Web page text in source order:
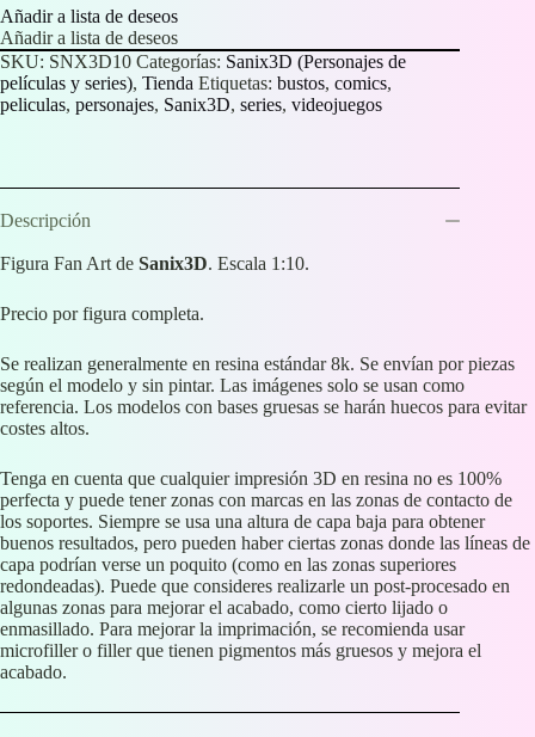
Añadir a lista de deseos
Añadir a lista de deseos
SKU: SNX3D10 Categorías: Sanix3D (Personajes de
películas y series), Tienda Etiquetas: bustos, comics,
peliculas, personajes, Sanix3D, series, videojuegos
Descripción
Figura Fan Art de Sanix3D. Escala 1:10.
Precio por figura completa.
Se realizan generalmente en resina estándar 8k. Se envían por piezas
según el modelo y sin pintar. Las imágenes solo se usan como
referencia. Los modelos con bases gruesas se harán huecos para evitar
costes altos.
Tenga en cuenta que cualquier impresión 3D en resina no es 100%
perfecta y puede tener zonas con marcas en las zonas de contacto de
los soportes. Siempre se usa una altura de capa baja para obtener
buenos resultados, pero pueden haber ciertas zonas donde las líneas de
capa podrían verse un poquito (como en las zonas superiores
redondeadas). Puede que consideres realizarle un post-procesado en
algunas zonas para mejorar el acabado, como cierto lijado o
enmasillado. Para mejorar la imprimación, se recomienda usar
microfiller o filler que tienen pigmentos más gruesos y mejora el
acabado.